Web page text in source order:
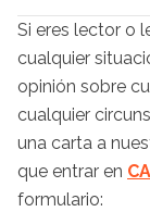
Si eres lector o
cualquier
opinión sobre
cualquier
una carta a
que entrar en
formulario: